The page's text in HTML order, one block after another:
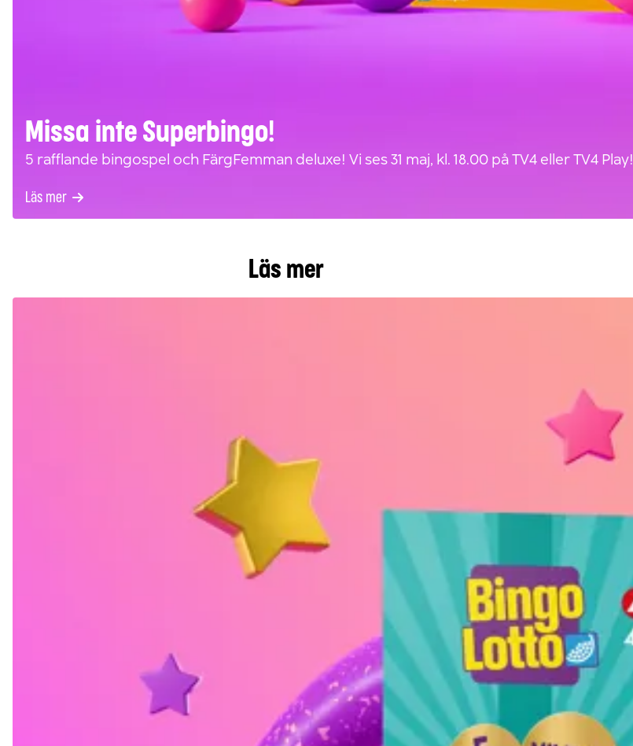
Missa inte Superbingo!
5 rafflande bingospel och FärgFemman deluxe! Vi ses 31 maj, kl. 18.00 på TV4 eller TV4 Play!
Läs mer
Läs mer